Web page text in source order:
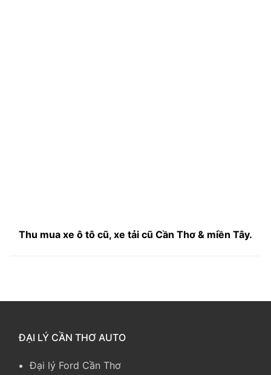
Thu mua xe ô tô cũ, xe tải cũ Cần Thơ & miền Tây.
ĐẠI LÝ CẦN THƠ AUTO
Đại lý Ford Cần Thơ